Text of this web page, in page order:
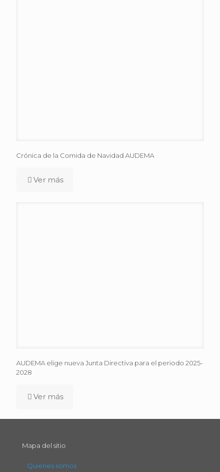
Crónica de la Comida de Navidad AUDEMA
Ver más
AUDEMA elige nueva Junta Directiva para el periodo 2025-
2028
Ver más
Mapa del sitio
Quienes somos